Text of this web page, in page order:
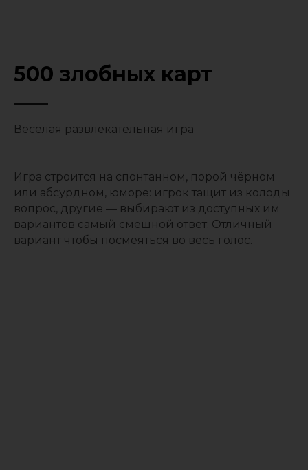
500 злобных карт
Веселая развлекательная игра
Игра строится на спонтанном, порой чёрном
или абсурдном, юморе: игрок тащит из колоды
вопрос, другие — выбирают из доступных им
вариантов самый смешной ответ. Отличный
вариант чтобы посмеяться во весь голос.